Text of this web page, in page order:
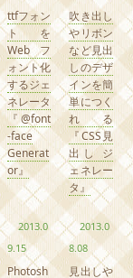
ttfフォン
トを
Webフ
ォント化
するジェ
ネレータ
『@font
-face
Generat
or』
吹き出し
やリボン
など見出
しのデザ
インを簡
単につく
れる
『CSS見
出し ジ
ェネレー
タ』
2013.0
9.15
Photosh
2013.0
8.08
見出しや